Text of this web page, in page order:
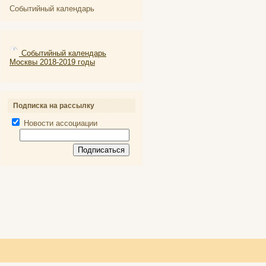
Событийный календарь
Событийный календарь
Москвы 2018-2019 годы
Подписка на рассылку
Новости ассоциации